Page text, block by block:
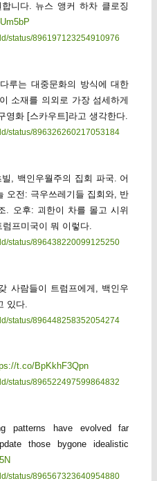
니다. 뉴스 앵커 하차 클로징
status/896197123254910976
루는 대중문화의 방식에 대한
소재를 의외로 가장 섬세하게
영화 [스카우트]라고 생각한다.
status/896326260217053184
, 백인우월주의 집회 파국. 어
오전: 극우쓰레기들 집회와, 반
. 오후: 괴한이 차를 몰고 시위
프미국이 뭐 이렇다.
status/896438220099125250
사람들이 트럼프에게, 백인우
있다.
status/896448258352054274
t.co/BpKkhF3Qpn
status/896522497599864832
patterns have evolved far
those bygone idealistic
status/896567323640954880